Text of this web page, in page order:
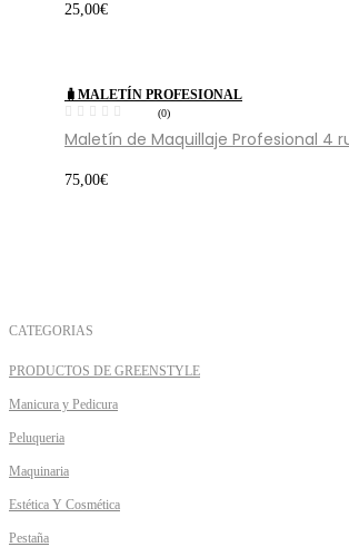
25,00€
🧳MALETÍN PROFESIONAL
(0)
Maletín de Maquillaje Profesional 4
75,00€
CATEGORIAS
PRODUCTOS DE GREENSTYLE
Manicura y Pedicura
Peluqueria
Maquinaria
Estética Y Cosmética
Pestaña